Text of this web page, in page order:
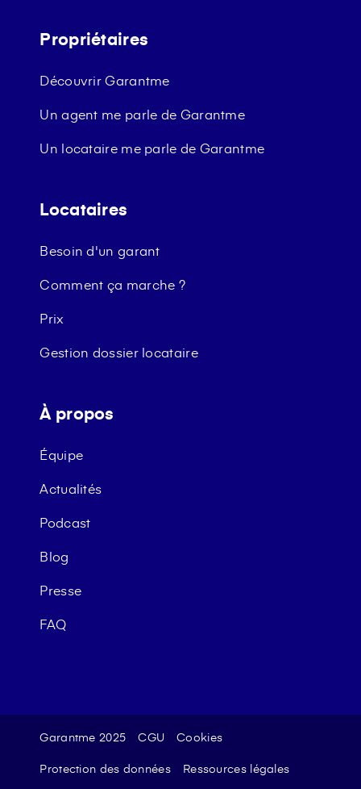
Propriétaires
Découvrir Garantme
Un agent me parle de Garantme
Un locataire me parle de Garantme
Locataires
Besoin d'un garant
Comment ça marche ?
Prix
Gestion dossier locataire
À propos
Équipe
Actualités
Podcast
Blog
Presse
FAQ
Garantme 2025 CGU Cookies
Protection des données Ressources légales